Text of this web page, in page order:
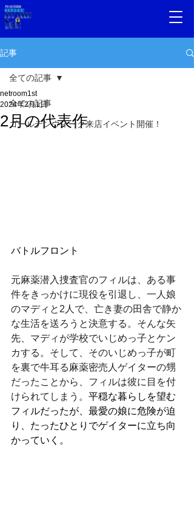
記事
全ての記事
ゴールデンウィーク来店イベント開催！
全ての記事
2月の代表作
netroom1st
2024年2月1日
バトルフロント
元麻薬潜入捜査官のフィルは、ある事
件をきっかけに現役を引退し、一人娘
のマディと2人で、亡き妻の田舎で静か
な生活を送ろうと決意する。そんな矢
先、マディが学校でいじめっ子とケン
カする。そして、そのいじめっ子が町
を裏で牛耳る麻薬密売人ゲイターの甥
だったことから、フィルは彼に目を付
けられてしまう。 平穏な暮らしを望む
フィルだったが、最愛の娘に危険が迫
り、たったひとりでゲイターに立ち向
かっていく。